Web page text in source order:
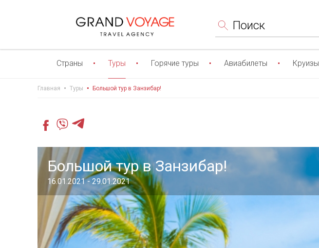
Поиск
Страны Туры Горячие туры Авиабилеты Круизы
Главная Туры Большой тур в Занзибар!
Большой тур в Занзибар!
16.01.2021 - 29.01.2021